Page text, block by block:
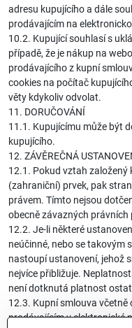
adresu kupujícího a dále
prodávajícím na
10.2. Kupující souhlasí s
případě, že je nákup na
prodávajícího z kupní
cookies na počítač
věty kdykoliv odvolat.
11. DORUČOVÁNÍ
11.1. Kupujícímu může být
kupujícího.
12. ZÁVĚREČNÁ
12.1. Pokud vztah
(zahraniční) prvek, pak
právem. Tímto nejsou
obecně závazných právních
12.2. Je-li některé
neúčinné, nebo se takovým
nastoupí ustanovení, jehož
nejvíce přibližuje.
není dotknutá platnost
12.3. Kupní smlouva
prodávajícím v elektronické